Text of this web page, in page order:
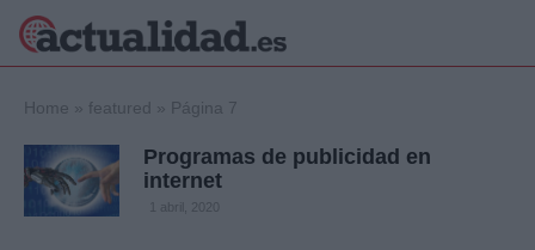
Política
Home » featured » Página 7
Programas de publicidad en
internet
1 abril, 2020